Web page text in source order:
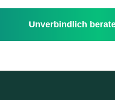
Unverbindlich